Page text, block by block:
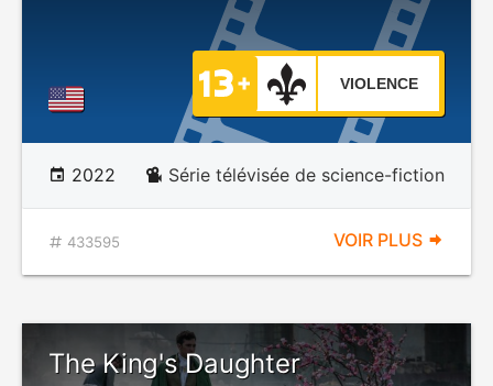
VIOLENCE
2022 Série télévisée de science-fiction
433595 VOIR PLUS
The King's Daughter